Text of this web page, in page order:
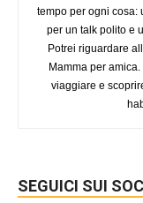
tempo per ogni cosa:
per un talk polito e
Potrei riguardare
Mamma per
viaggiare e
SEGUICI SUI